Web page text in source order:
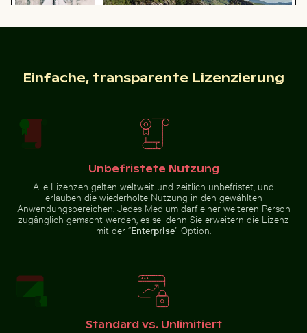
Schneebedecktes Majestätische Felsformationen des
Belebte Straßenszene mit
Golfwagen in Holbox
Traditionelles Wandgemälde im
Wat Phra Kaeo, Bangkok
Silhouette einer Person mit Blick auf Küstenstadt bei
Silhouette einer Person mit Blick
auf Küstenstadt bei Nacht
Abstrakter Wald mit
Abstrakter Wald mit
Bewegungsunschärfe
Buntes karibisches Straßenbild mit festlichen
Einfache, transparente Lizenzierung
Unbefristete Nutzung
Alle Lizenzen gelten weltweit und zeitlich unbefristet, und
erlauben die wiederholte Nutzung in den gewählten
Anwendungsbereichen. Jedes Medium darf einer weiteren Person
zugänglich gemacht werden, es sei denn Sie erweitern die Lizenz
mit der “Enterprise”-Option.
Standard vs. Unlimitiert